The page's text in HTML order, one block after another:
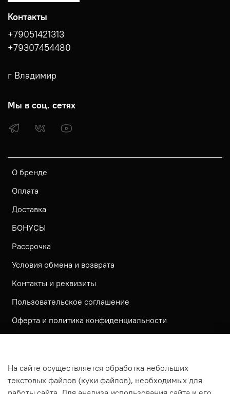
О бренде
Оплата
Доставка
БОНУСЫ
Рассрочка
Условия обмена и возврата
Контакты и реквизиты
Пользовательское соглашение
Оферта и политика конфиденциальности
Согласие посетителя сайта на обработку
персональных данных
Контакты
+79051421313
+79307454480
г Владимир
Мы в соц. сетях
На сайте осуществляется обработка небольших
текстовых файлов (куки файлов), необходимых для